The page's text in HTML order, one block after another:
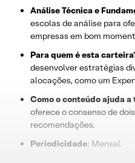
Análise Técnica e
escolas de análise para
empresas em bom
Para quem é esta
desenvolver estratégias
alocações, como um
Como o conteúdo ajuda a
oferece o consenso de
recomendações.
Periodicidade: Mensal.